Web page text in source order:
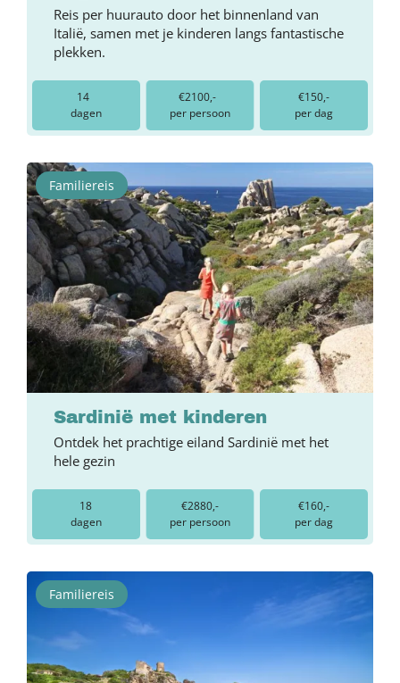
Reis per huurauto door het binnenland van
Italië, samen met je kinderen langs fantastische
plekken.
14
dagen
€2100,-
per persoon
€150,-
per dag
Familiereis
Sardinië met kinderen
Ontdek het prachtige eiland Sardinië met het
hele gezin
18
dagen
€2880,-
per persoon
€160,-
per dag
Familiereis